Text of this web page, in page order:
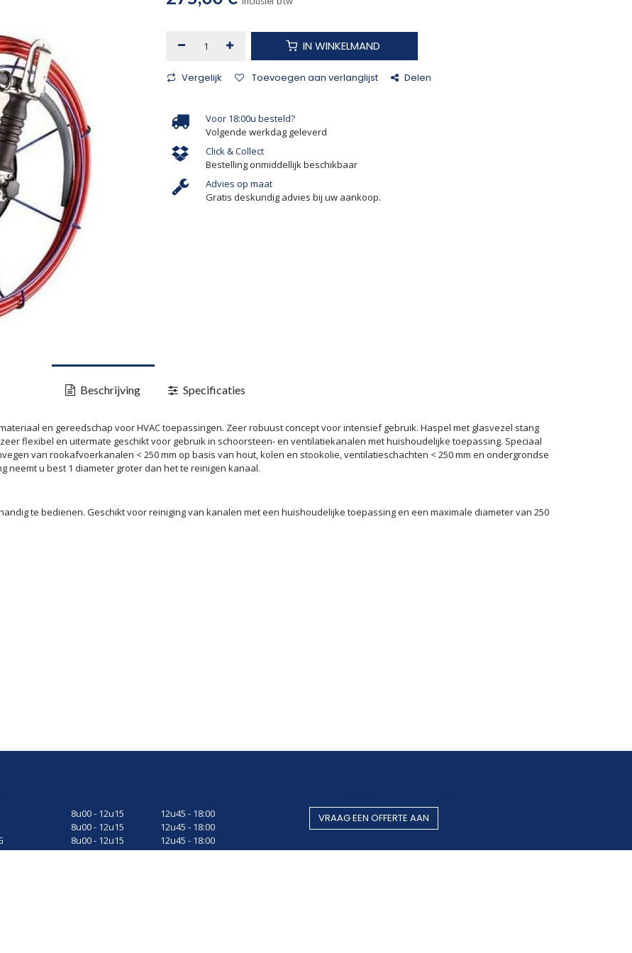
IN WINKELMAND
Vergelijk Toevoegen aan verlanglijst Delen
Voor 18:00u besteld?
Volgende werkdag geleverd
Click & Collect
Bestelling onmiddellijk beschikbaar
Advies op maat
Gratis deskundig advies bij uw aankoop.
Beschrijving Specificaties
en gereedschap voor HVAC toepassingen. Zeer robuust concept voor intensief gebruik. Haspel met glasvezel stang
flexibel en uitermate geschikt voor gebruik in schoorsteen- en ventilatiekanalen met huishoudelijke toepassing. Speciaal
van rookafvoerkanalen < 250 mm op basis van hout, kolen en stookolie, ventilatieschachten < 250 mm en ondergrondse
neemt u best 1 diameter groter dan het te reinigen kanaal.
te bedienen. Geschikt voor reiniging van kanalen met een huishoudelijke toepassing en een maximale diameter van 250
8u00 - 12u15
8u00 - 12u15
8u00 - 12u15
8u00 - 12u15
12u45 - 18:00
12u45 - 18:00
12u45 - 18:00
12u45 - 18:00
VRAAG EEN OF​​​​FERTE AAN